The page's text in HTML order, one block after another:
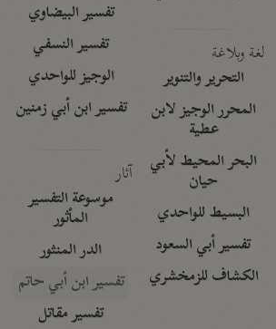
لغة وبلاغة
التحرير والتنوير
المحرر الوجيز لابن
عطية
البحر المحيط لأبي
حيان
البسيط للواحدي
تفسير أبي السعود
الكشاف للزمخشري
تفسير البيضاوي
تفسير النسفي
الوجيز للواحدي
تفسير ابن أبي زمنين
آثار
موسوعة التفسير
المأثور
الدر المنثور
تفسير ابن أبي حاتم
تفسير مقاتل